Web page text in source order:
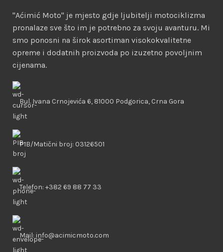
"Aćimić Moto" je mjesto gdje ljubitelji motociklizma
pronalaze sve što im je potrebno za svoju avanturu. Mi
smo ponosni na širok asortiman visokokvalitetne
opreme i dodatnih proizvoda po izuzetno povoljnim
cijenama.
Bul. Ivana Crnojevića 6, 81000 Podgorica, Crna Gora
PIB/Matični broj: 03126501
Telefon: +382 69 88 77 33
Mail: info@acimicmoto.com